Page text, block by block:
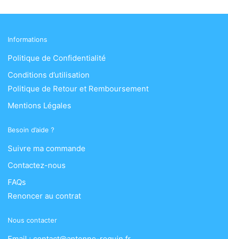
Informations
Politique de Confidentialité
Conditions d’utilisation
Politique de Retour et Remboursement
Mentions Légales
Besoin d’aide ?
Suivre ma commande
Contactez-nous
FAQs
Renoncer au contrat
Nous contacter